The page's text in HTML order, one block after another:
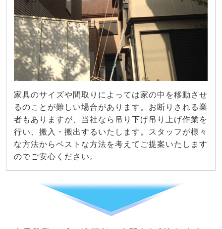
家具のサイズや間取りによっては家の中を移動させ
るのことが難しい場合があります。お断りされる業
者もありますが、当社なら吊り下げ吊り上げ作業を
行い、搬入・搬出するいたします。スタッフが様々
な方法からベストな方法を考えてご提案いたします
のでご安心ください。